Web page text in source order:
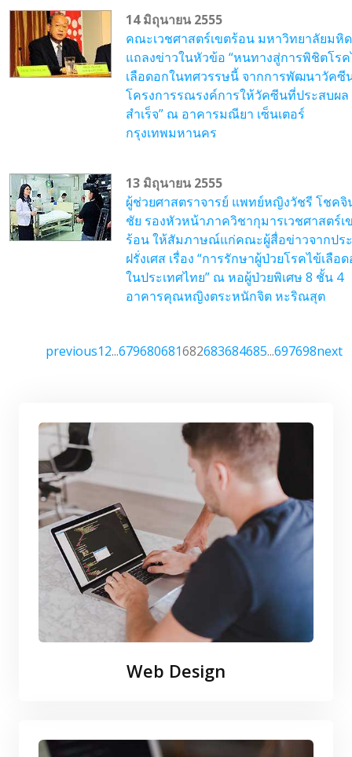
14 มิถุนายน 2555
คณะเวชศาสตร์เขตร้อน มหาวิทยาลัยมหิ
แถลงข่าวในหัวข้อ “หนทางสู่การพิชิตโร
เลือดอกในทศวรรษนี้ จากการพัฒนาวัคซี
โครงการรณรงค์การให้วัคซีนที่ประสบผล
สำเร็จ” ณ อาคารมณียา เซ็นเตอร์
กรุงเทพมหานคร
13 มิถุนายน 2555
ผู้ช่วยศาสตราจารย์ แพทย์หญิงวัชรี โชคจิ
ชัย รองหัวหน้าภาควิชากุมารเวชศาสตร์เ
ร้อน ให้สัมภาษณ์แก่คณะผู้สื่อข่าวจากปร
ฝรั่งเศส เรื่อง “การรักษาผู้ป่วยโรคไข้เลือ
ในประเทศไทย” ณ หอผู้ป่วยพิเศษ 8 ชั้น 4
อาคารคุณหญิงตระหนักจิต หะริณสุต
previous12...679680681682683684685...697698next
Web Design